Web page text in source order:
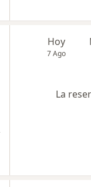
Hoy
7 Ago
La